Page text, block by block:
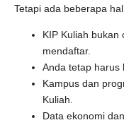
Tetapi ada beberapa
KIP Kuliah bukan
mendaftar.
Anda tetap harus
Kampus dan
Kuliah.
Data ekonomi